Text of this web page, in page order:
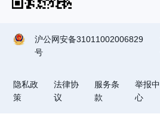
沪公网安备31011002006829
号
隐私政
策
法律协
议
服务条
款
举报中
心